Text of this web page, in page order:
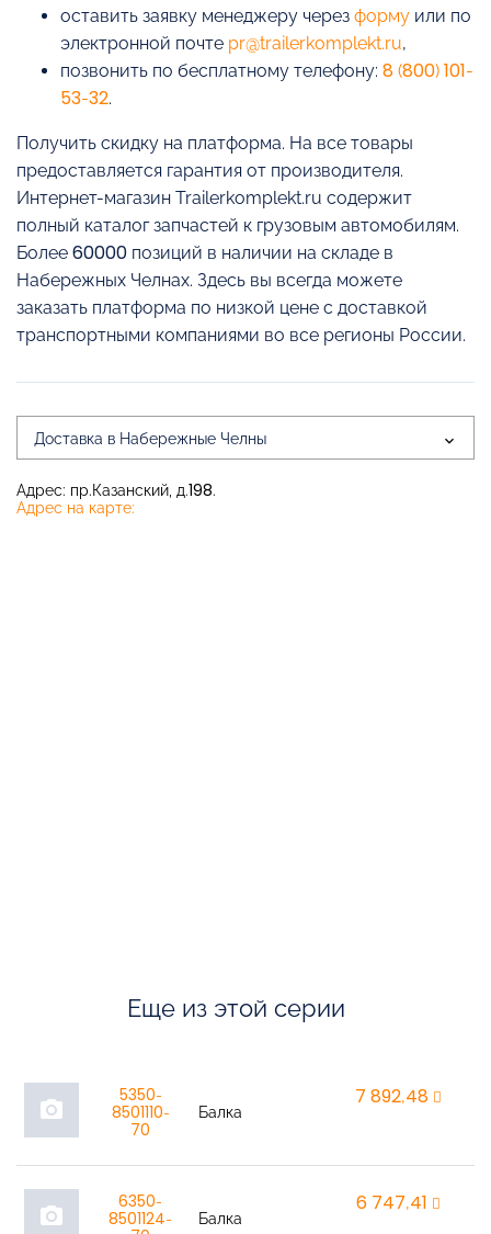
оставить заявку менеджеру через форму или по
электронной почте pr@trailerkomplekt.ru,
позвонить по бесплатному телефону: 8 (800) 101-
53-32.
Получить скидку на платформа. На все товары
предоставляется гарантия от производителя.
Интернет-магазин Trailerkomplekt.ru содержит
полный каталог запчастей к грузовым автомобилям.
Более 60000 позиций в наличии на складе в
Набережных Челнах. Здесь вы всегда можете
заказать платформа по низкой цене с доставкой
транспортными компаниями во все регионы России.
Доставка в Набережные Челны
Адрес: пр.Казанский, д.198.
Адрес на карте:
Еще из этой серии
photo_camera
5350-
8501110-
70
Балка
7 892,48
photo_camera
6350-
8501124-
Балка
6 747,41